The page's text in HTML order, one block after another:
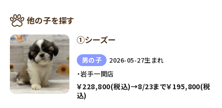
他の子を探す
①シーズー
男の子
2026-05-27生まれ
・岩手一関店
￥228,800(税込)→8/23まで￥195,800(税
込)